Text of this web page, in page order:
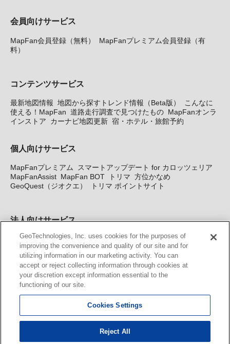
会員向けサービス
MapFan会員登録（無料）
MapFanプレミアム会員登録（有
料）
コンテンツサービス
最新地図情報 地図から探すトレンド情報（Beta版）
こんなに
使える！MapFan 道路走行調査で見つけたもの MapFanオンラ
インストア
カーナビ地図更新 宿・ホテル・旅館予約
個人向けサービス
MapFanプレミアム
スマートアップデート for カロッツェリア
MapFanAssist MapFan BOT トリマ 方位かなめ
GeoQuest（ジオクエ）
トリマ ポイントサイト
法人向けサービス
法人向け地図・位置情報サービス WEBサイト・システム向け地
図API Windows PC向け地図開発キット MapFan DB 住所確認
サービス
MAP WORLD+ トリマ広告 Geo-Research
カーナビ地図更新サービス
MapFan スマートメンバーズ
KENWOOD MapFan Club
GeoTechnologies, Inc. uses cookies for the purposes of
improving the convenience and quality of our site and for
utilizing information in our marketing activity. You can
accept or reject collecting information through cookies at
your discretion except information essential to the
functioning of our site.
Cookies Settings
Reject All